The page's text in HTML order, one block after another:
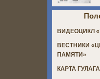
ВИДЕОЦИКЛ
ВЕСТНИКИ
ПАМЯТИ»
КАРТА